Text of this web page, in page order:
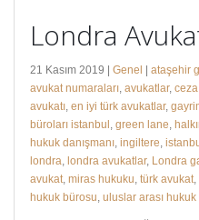
Londra
21 Kasım 2019 | Genel | ataşehir
avukat numaraları avukatlar,
avukatı en iyi türk avukatlar,
büroları istanbul green lane
hukuk danışmanı ingiltere
londra londra avukatlar, Londra
avukat miras hukuku türk avukat
hukuk bürosu uluslar arası hukuk